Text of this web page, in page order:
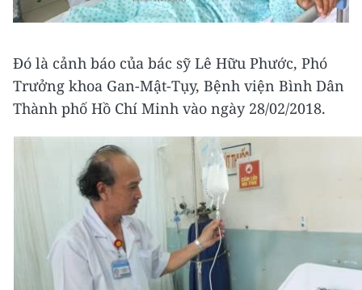
Đó là cảnh báo của bác sỹ Lê Hữu Phước, Phó
Trưởng khoa Gan-Mật-Tụy, Bệnh viện Bình Dân
Thành phố Hồ Chí Minh vào ngày 28/02/2018.